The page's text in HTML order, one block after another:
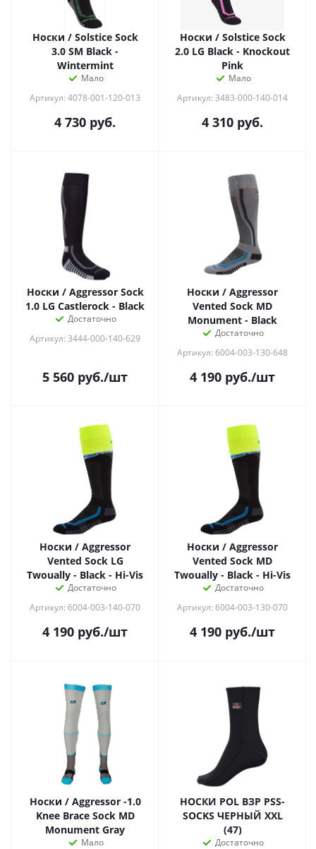
Носки / Solstice Sock
3.0 SM Black -
Wintermint
Мало
Артикул: 4078-001-120-013
4 730 руб.
Носки / Solstice Sock
2.0 LG Black - Knockout
Pink
Мало
Артикул: 3483-000-140-014
4 310 руб.
Носки / Aggressor Sock
1.0 LG Castlerock - Black
Достаточно
Артикул: 3444-000-140-629
5 560 руб./шт
Носки / Aggressor
Vented Sock MD
Monument - Black
Достаточно
Артикул: 6004-003-130-648
4 190 руб./шт
Носки / Aggressor
Vented Sock LG
Twoually - Black - Hi-Vis
Достаточно
Артикул: 6004-003-140-070
4 190 руб./шт
Носки / Aggressor
Vented Sock MD
Twoually - Black - Hi-Vis
Достаточно
Артикул: 6004-003-130-070
4 190 руб./шт
Носки / Aggressor -1.0
Knee Brace Sock MD
Monument Gray
Мало
НОСКИ POL ВЗР PSS-
SOCKS ЧЕРНЫЙ XXL
(47)
Достаточно